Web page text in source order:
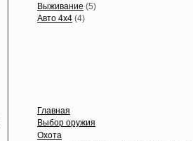
Выживание (5)
Авто 4х4 (4)
Главная
Выбор оружия
Охота